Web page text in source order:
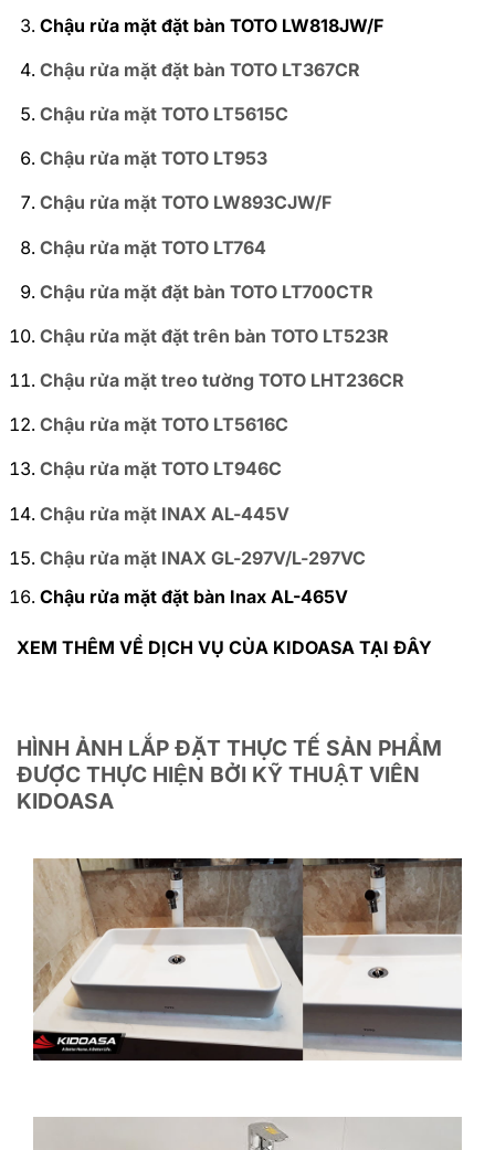
Chậu rửa mặt đặt bàn TOTO LW818JW/F
Chậu rửa mặt đặt bàn TOTO LT367CR
Chậu rửa mặt TOTO LT5615C
Chậu rửa mặt TOTO LT953
Chậu rửa mặt TOTO LW893CJW/F
Chậu rửa mặt TOTO LT764
Chậu rửa mặt đặt bàn TOTO LT700CTR
Chậu rửa mặt đặt trên bàn TOTO LT523R
Chậu rửa mặt treo tường TOTO LHT236CR
Chậu rửa mặt TOTO LT5616C
Chậu rửa mặt TOTO LT946C
Chậu rửa mặt INAX AL-445V
Chậu rửa mặt INAX GL-297V/L-297VC
Chậu rửa mặt đặt bàn Inax AL-465V
XEM THÊM VỀ DỊCH VỤ CỦA KIDOASA TẠI ĐÂY
HÌNH ẢNH LẮP ĐẶT THỰC TẾ SẢN PHẨM
ĐƯỢC THỰC HIỆN BỞI KỸ THUẬT VIÊN
KIDOASA